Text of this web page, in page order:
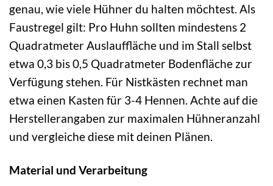
genau, wie viele Hühner du halten möchtest. Als
Faustregel gilt: Pro Huhn sollten mindestens 2
Quadratmeter Auslauffläche und im Stall selbst
etwa 0,3 bis 0,5 Quadratmeter Bodenfläche zur
Verfügung stehen. Für Nistkästen rechnet man
etwa einen Kasten für 3-4 Hennen. Achte auf die
Herstellerangaben zur maximalen Hühneranzahl
und vergleiche diese mit deinen Plänen.
Material und Verarbeitung